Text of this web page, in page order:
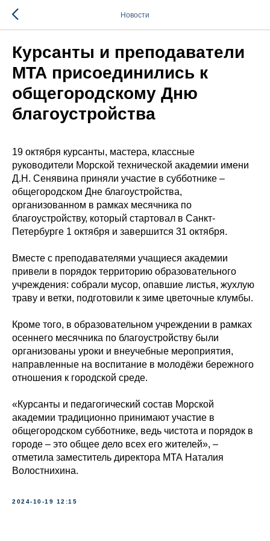
Новости
Курсанты и преподаватели
МТА присоединились к
общегородскому Дню
благоустройства
19 октября курсанты, мастера, классные
руководители Морской технической академии имени
Д.Н. Сенявина приняли участие в субботнике –
общегородском Дне благоустройства,
организованном в рамках месячника по
благоустройству, который стартовал в Санкт-
Петербурге 1 октября и завершится 31 октября.
Вместе с преподавателями учащиеся академии
привели в порядок территорию образовательного
учреждения: собрали мусор, опавшие листья, жухлую
траву и ветки, подготовили к зиме цветочные клумбы.
Кроме того, в образовательном учреждении в рамках
осеннего месячника по благоустройству были
организованы уроки и внеучебные мероприятия,
направленные на воспитание в молодёжи бережного
отношения к городской среде.
«Курсанты и педагогический состав Морской
академии традиционно принимают участие в
общегородском субботнике, ведь чистота и порядок в
городе – это общее дело всех его жителей», –
отметила заместитель директора МТА Наталия
Волостнихина.
2024-10-19 12:15